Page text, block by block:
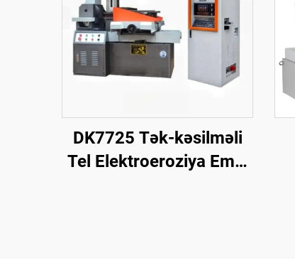
DK7725 Tək-kəsilməli
Tel Elektroeroziya Emal